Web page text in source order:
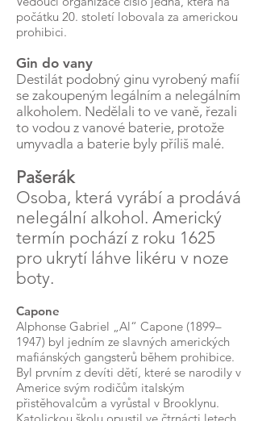
počátku 20. století lobovala za americkou
prohibici.
Gin do vany
Destilát podobný ginu vyrobený mafií
se zakoupeným legálním a nelegálním
alkoholem. Nedělali to ve vaně, řezali
to vodou z vanové baterie, protože
umyvadla a baterie byly příliš malé.
Pašerák
Osoba, která vyrábí a prodává
nelegální alkohol. Americký
termín pochází z roku 1625
pro ukrytí láhve likéru v noze
boty.
Capone
Alphonse Gabriel „Al“ Capone (1899–
1947) byl jedním ze slavných amerických
mafiánských gangsterů během prohibice.
Byl prvním z devíti dětí, které se narodily v
Americe svým rodičům italským
přistěhovalcům a vyrůstal v Brooklynu.